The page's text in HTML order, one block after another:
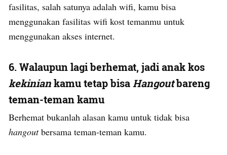
fasilitas, salah satunya adalah wifi, kamu bisa
menggunakan fasilitas wifi kost temanmu untuk
menggunakan akses internet.
6. Walaupun lagi berhemat, jadi anak kos
kekiniankamu tetap bisaHangoutbareng
teman-teman kamu
Berhemat bukanlah alasan kamu untuk tidak bisa
hangoutbersama teman-teman kamu.